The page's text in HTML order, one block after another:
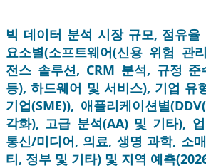
빅 데이터 분석 시장 규모, 점유
요소별(소프트웨어(신용 위험 관
전스 솔루션, CRM 분석, 규정
등), 하드웨어 및 서비스), 기업 유
기업(SME)), 애플리케이션별
각화), 고급 분석(AA) 및 기타),
통신/미디어, 의료, 생명 과학, 소
티, 정부 및 기타) 및 지역 예측